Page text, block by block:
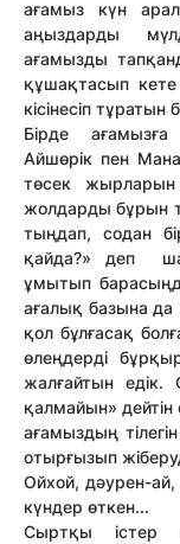
ағамыз күн
аңыздарды
ағамызды
құшақтасып
кісінесіп тұратын
Бірде
Айшөрік пен
төсек
жолдарды бұрын
тыңдап, содан
қайда?» деп
ұмытып
ағалық базына
қол бұлғасақ
өлеңдерді
жалғайтын
қалмайын» дейтін
ағамыздың
отырғызып
Ойхой, дәурен-
күндер өткен...
Сыртқы істер